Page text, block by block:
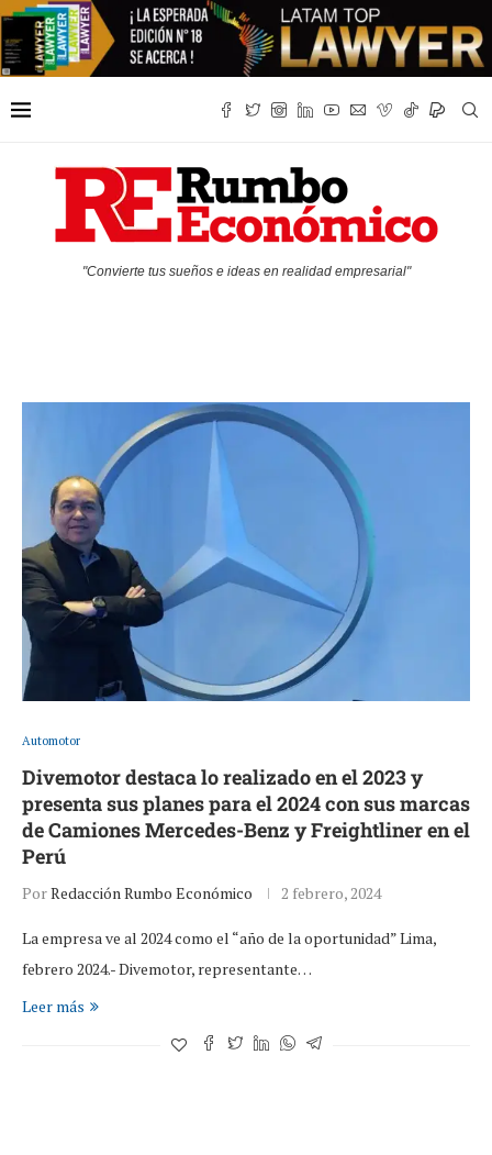
"Convierte tus sueños e ideas en realidad empresarial"
Automotor
Divemotor destaca lo realizado en el 2023 y
presenta sus planes para el 2024 con sus marcas
de Camiones Mercedes-Benz y Freightliner en el
Perú
PorRedacción Rumbo Económico 2 febrero, 2024
La empresa ve al 2024 como el “año de la oportunidad” Lima,
febrero 2024.- Divemotor, representante…
Leer más